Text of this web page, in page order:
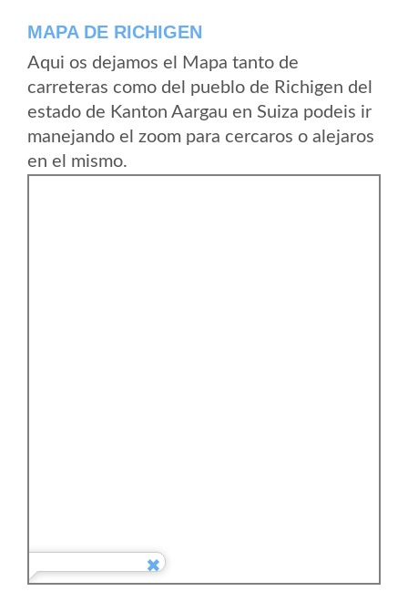
MAPA DE RICHIGEN
Aqui os dejamos el Mapa tanto de
carreteras como del pueblo de Richigen del
estado de Kanton Aargau en Suiza podeis ir
manejando el zoom para cercaros o alejaros
en el mismo.